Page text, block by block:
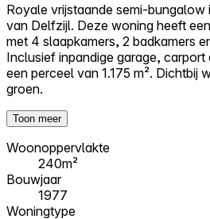
Royale vrijstaande semi-
van Delfzijl. Deze woning heeft
met 4 slaapkamers, 2 badkamers
Inclusief inpandige garage,
een perceel van 1.175 m². Dichtbij
groen.
Toon meer
Woonoppervlakte
240m²
Bouwjaar
1977
Woningtype